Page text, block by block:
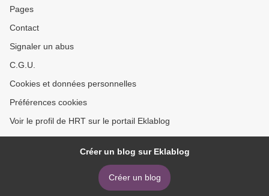
Pages
Contact
Signaler un abus
C.G.U.
Cookies et données personnelles
Préférences cookies
Voir le profil de HRT sur le portail Eklablog
Créer un blog sur Eklablog
Créer un blog